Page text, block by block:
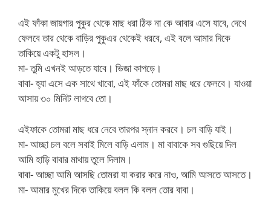
এই ফাঁকা জায়গার পুকুর থেকে মাছ ধরা ঠিক না কে আবার এসে যাবে, দেখে
ফেলবে তার থেকে বাড়ির পুকুএর থেকেই ধরবে, এই বলে আমার দিকে
তাকিয়ে একটু হাসল।
মা- তুমি এখনই আড়তে যাবে। ভিজা কাপড়ে।
বাবা- হ্যা এসে এক সাথে খাবো, এই ফাঁকে তোমরা মাছ ধরে ফেলবে। যাওয়া
আসায় ৩০ মিনিট লাগবে তো।
এইফাকে তোমরা মাছ ধরে নেবে তারপর স্নান করবে। চল বাড়ি যাই।
মা- আচ্ছা চল বলে সবাই মিলে বাড়ি এলাম। মা বাবাকে সব গুছিয়ে দিল
আমি হাড়ি বাবার মাথায় তুলে দিলাম।
বাবা- আচ্ছা আমি আসছি তোমরা যা করার করে নাও, আমি আসতে আসতে।
মা- আমার মুখের দিকে তাকিয়ে বলল কি বলল তোর বাবা।